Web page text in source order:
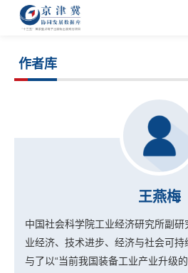
作者库
王燕梅
中国社会科学院工业经济研究所副
业经济、技术进步、经济与社会可
与了以“当前我国装备工业产业升级